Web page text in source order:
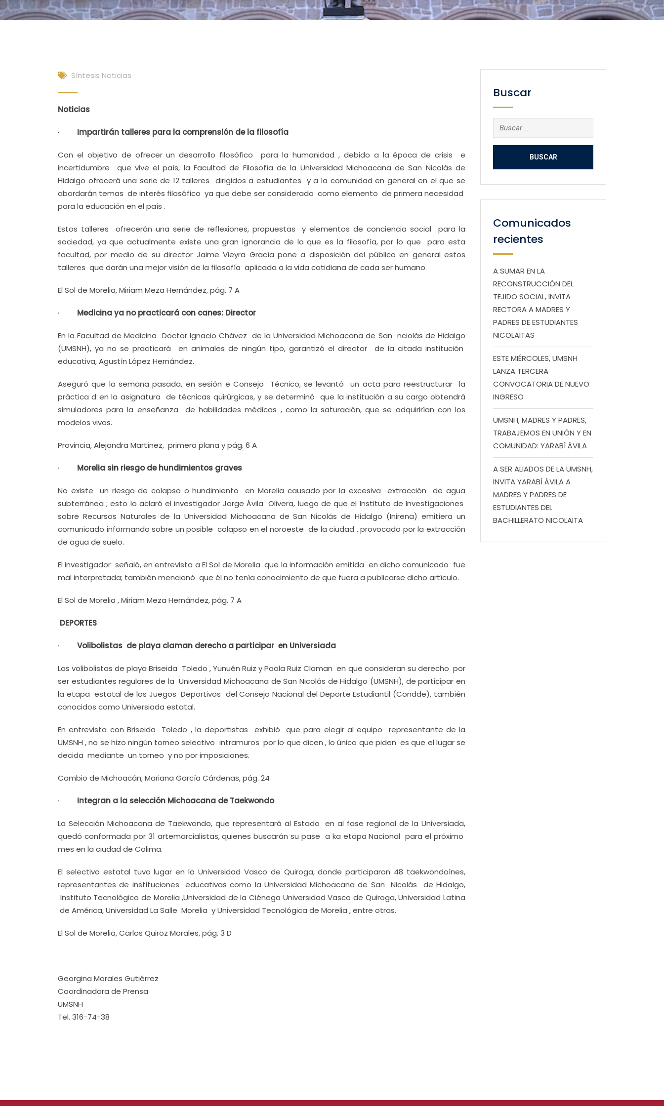
Síntesis Noticias
Noticias
· Impartirán talleres para la comprensión de la filosofía
Con el objetivo de ofrecer un desarrollo filosófico para la humanidad , debido a la época de crisis e
incertidumbre que vive el país, la Facultad de Filosofía de la Universidad Michoacana de San Nicolás de
Hidalgo ofrecerá una serie de 12 talleres dirigidos a estudiantes y a la comunidad en general en el que se
abordarán temas de interés filosófico ya que debe ser considerado como elemento de primera necesidad
para la educación en el país .
Estos talleres ofrecerán una serie de reflexiones, propuestas y elementos de conciencia social para la
sociedad, ya que actualmente existe una gran ignorancia de lo que es la filosofía, por lo que para esta
facultad, por medio de su director Jaime Vieyra Gracía pone a disposición del público en general estos
talleres que darán una mejor visión de la filosofía aplicada a la vida cotidiana de cada ser humano.
El Sol de Morelia, Miriam Meza Hernández, pág. 7 A
· Medicina ya no practicará con canes: Director
En la Facultad de Medicina Doctor Ignacio Chávez de la Universidad Michoacana de San nciolás de Hidalgo
(UMSNH), ya no se practicará en animales de ningún tipo, garantizó el director de la citada institución
educativa, Agustín López Hernández.
Aseguró que la semana pasada, en sesión e Consejo Técnico, se levantó un acta para reestructurar la
práctica d en la asignatura de técnicas quirúrgicas, y se determinó que la institución a su cargo obtendrá
simuladores para la enseñanza de habilidades médicas , como la saturación, que se adquirirían con los
modelos vivos.
Provincia, Alejandra Martínez, primera plana y pág. 6 A
· Morelia sin riesgo de hundimientos graves
No existe un riesgo de colapso o hundimiento en Morelia causado por la excesiva extracción de agua
subterránea ; esto lo aclaró el investigador Jorge Ávila Olivera, luego de que el Instituto de Investigaciones
sobre Recursos Naturales de la Universidad Michoacana de San Nicolás de Hidalgo (Inirena) emitiera un
comunicado informando sobre un posible colapso en el noroeste de la ciudad , provocado por la extracción
de agua de suelo.
El investigador señaló, en entrevista a El Sol de Morelia que la información emitida en dicho comunicado fue
mal interpretada; también mencionó que él no tenía conocimiento de que fuera a publicarse dicho artículo.
El Sol de Morelia , Miriam Meza Hernández, pág. 7 A
DEPORTES
· Volibolistas de playa claman derecho a participar en Universiada
Las volibolistas de playa Briseida Toledo , Yunuén Ruiz y Paola Ruiz Claman en que consideran su derecho por
ser estudiantes regulares de la Universidad Michoacana de San Nicolás de Hidalgo (UMSNH), de participar en
la etapa estatal de los Juegos Deportivos del Consejo Nacional del Deporte Estudiantil (Condde), también
conocidos como Universiada estatal.
En entrevista con Briseida Toledo , la deportistas exhibió que para elegir al equipo representante de la
UMSNH , no se hizo ningún torneo selectivo intramuros por lo que dicen , lo único que piden es que el lugar se
decida mediante un torneo y no por imposiciones.
Cambio de Michoacán, Mariana García Cárdenas, pág. 24
· Integran a la selección Michoacana de Taekwondo
La Selección Michoacana de Taekwondo, que representará al Estado en al fase regional de la Universiada,
quedó conformada por 31 artemarcialistas, quienes buscarán su pase a ka etapa Nacional para el próximo
mes en la ciudad de Colima.
El selectivo estatal tuvo lugar en la Universidad Vasco de Quiroga, donde participaron 48 taekwondoínes,
representantes de instituciones educativas como la Universidad Michoacana de San Nicolás de Hidalgo,
Instituto Tecnológico de Morelia ,Universidad de la Ciénega Universidad Vasco de Quiroga, Universidad Latina
de América, Universidad La Salle Morelia y Universidad Tecnológica de Morelia , entre otras.
El Sol de Morelia, Carlos Quiroz Morales, pág. 3 D
Georgina Morales Gutiérrez
Coordinadora de Prensa
UMSNH
Tel. 316-74-38
Buscar
Buscar:
Comunicados
recientes
A SUMAR EN LA
RECONSTRUCCIÓN DEL
TEJIDO SOCIAL, INVITA
RECTORA A MADRES Y
PADRES DE ESTUDIANTES
NICOLAITAS
ESTE MIÉRCOLES, UMSNH
LANZA TERCERA
CONVOCATORIA DE NUEVO
INGRESO
UMSNH, MADRES Y PADRES,
TRABAJEMOS EN UNIÓN Y EN
COMUNIDAD: YARABÍ ÁVILA
A SER ALIADOS DE LA UMSNH,
INVITA YARABÍ ÁVILA A
MADRES Y PADRES DE
ESTUDIANTES DEL
BACHILLERATO NICOLAITA